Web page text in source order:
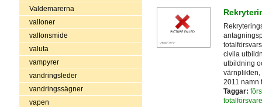
Valdemarerna
valloner
vallonsmide
valuta
vampyrer
vandringsleder
vandringssägner
vapen
civila
utbildning
värnplikten,
2011 namn
Taggar: